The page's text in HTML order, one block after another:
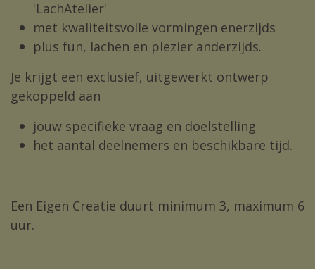
'LachAtelier'
met kwaliteitsvolle vormingen enerzijds
plus fun, lachen en plezier anderzijds.
Je krijgt een exclusief, uitgewerkt ontwerp
gekoppeld aan
jouw specifieke vraag en doelstelling
het aantal deelnemers en beschikbare tijd.
Een Eigen Creatie duurt minimum 3, maximum 6
uur.